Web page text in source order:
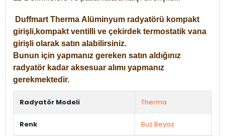
Duffmart Therma Alüminyum radyatörü kompakt
girişli,kompakt ventilli ve çekirdek termostatik vana
girişli olarak satın alabilirsiniz.
Bunun için yapmanız gereken satın aldığınız
radyatör kadar aksesuar alımı yapmanız
gerekmektedir.
Radyatör Modeli Therma
Renk Buz Beyaz